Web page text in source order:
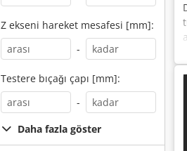
Z ekseni hareket mesafesi [mm]:
-
Testere bıçağı çapı [mm]:
-
Daha fazla göster